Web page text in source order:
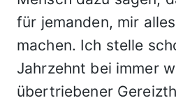
für jemanden, mir
machen. Ich stelle
Jahrzehnt bei immer
übertriebener